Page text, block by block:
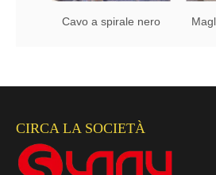
Cavo a spirale nero
CIRCA LA SOCIETÀ